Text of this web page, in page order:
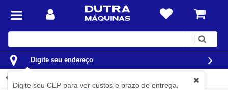
Digite
Digite seu endereço
Digite seu CEP para ver custos e prazo de entrega.